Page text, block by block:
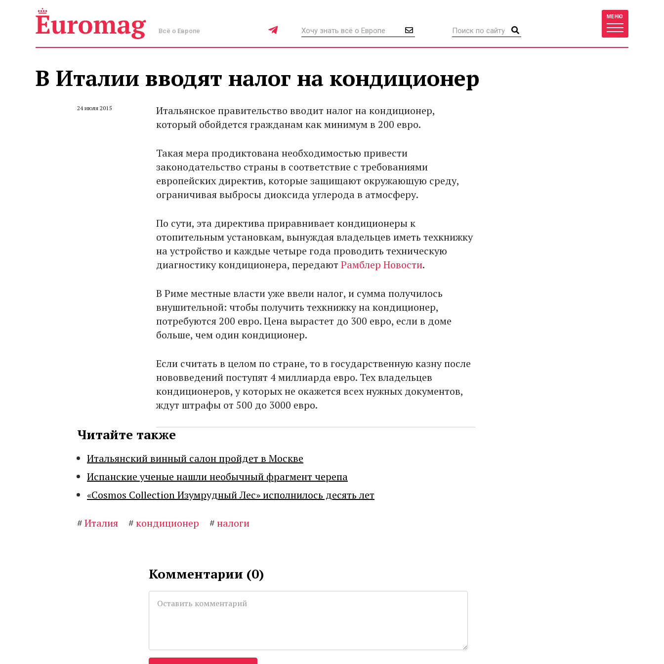
Всё о Европе
МЕНЮ
В Италии вводят налог на кондиционер
24 июля 2015
Итальянское правительство вводит налог на кондиционер,
который обойдется гражданам как минимум в 200 евро.
Такая мера продиктована необходимостью привести
законодательство страны в соответствие с требованиями
европейских директив, которые защищают окружающую среду,
ограничивая выбросы диоксида углерода в атмосферу.
По сути, эта директива приравнивает кондиционеры к
отопительным установкам, вынуждая владельцев иметь техкнижку
на устройство и каждые четыре года проводить техническую
диагностику кондиционера, передают Рамблер Новости.
В Риме местные власти уже ввели налог, и сумма получилось
внушительной: чтобы получить техкнижку на кондиционер,
потребуются 200 евро. Цена вырастет до 300 евро, если в доме
больше, чем один кондиционер.
Если считать в целом по стране, то в государственную казну после
нововведений поступят 4 миллиарда евро. Тех владельцев
кондиционеров, у которых не окажется всех нужных документов,
ждут штрафы от 500 до 3000 евро.
Читайте также
Итальянский винный салон пройдет в Москве
Испанские ученые нашли необычный фрагмент черепа
«Cosmos Collection Изумрудный Лес» исполнилось десять лет
#Италия #кондиционер #налоги
Комментарии (0)